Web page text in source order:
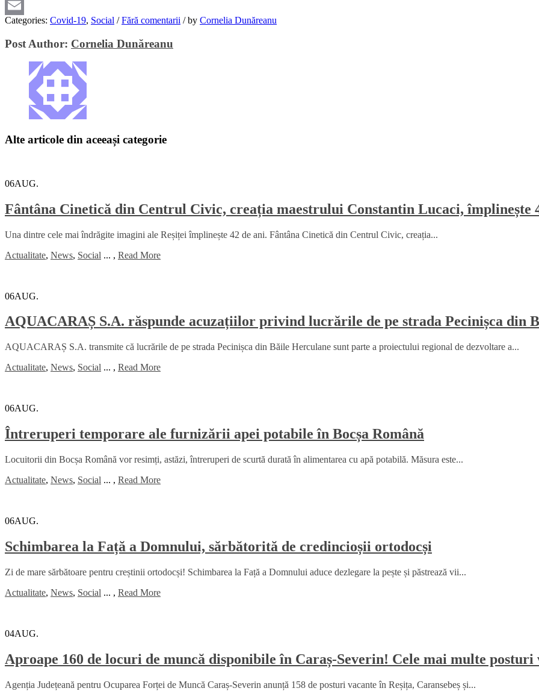
Viber
Email
Categories: Covid-19, Social / Fără comentarii /by Cornelia Dunăreanu
Post Author: Cornelia Dunăreanu
Alte articole din aceeași categorie
06AUG.
Fântâna Cinetică din Centrul Civic, creația maestrului Constantin Lucaci, împlinește
Una dintre cele mai îndrăgite imagini ale Reșiței împlinește 42 de ani. Fântâna Cinetică din Centrul Civic, creația...
Actualitate, News, Social ... , Read More
06AUG.
AQUACARAȘ S.A. răspunde acuzațiilor privind lucrările de pe strada Pecinișca din
AQUACARAȘ S.A. transmite că lucrările de pe strada Pecinișca din Băile Herculane sunt parte a proiectului regional de dezvoltare a...
Actualitate, News, Social ... , Read More
06AUG.
Întreruperi temporare ale furnizării apei potabile în Bocșa Română
Locuitorii din Bocșa Română vor resimți, astăzi, întreruperi de scurtă durată în alimentarea cu apă potabilă. Măsura este...
Actualitate, News, Social ... , Read More
06AUG.
Schimbarea la Față a Domnului, sărbătorită de credincioșii ortodocși
Zi de mare sărbătoare pentru creștinii ortodocși! Schimbarea la Față a Domnului aduce dezlegare la pește și păstrează vii...
Actualitate, News, Social ... , Read More
04AUG.
Aproape 160 de locuri de muncă disponibile în Caraș-Severin! Cele mai multe posturi
Agenția Județeană pentru Ocuparea Forței de Muncă Caraș-Severin anunță 158 de posturi vacante în Reșița, Caransebeș și...